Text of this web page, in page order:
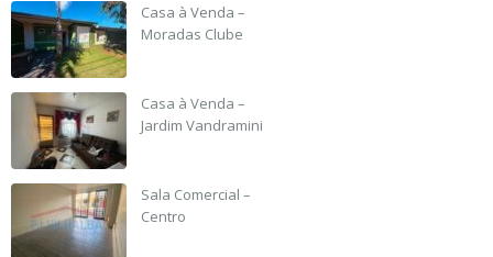
Casa à Venda –
Moradas Clube
Casa à Venda –
Jardim Vandramini
Sala Comercial –
Centro